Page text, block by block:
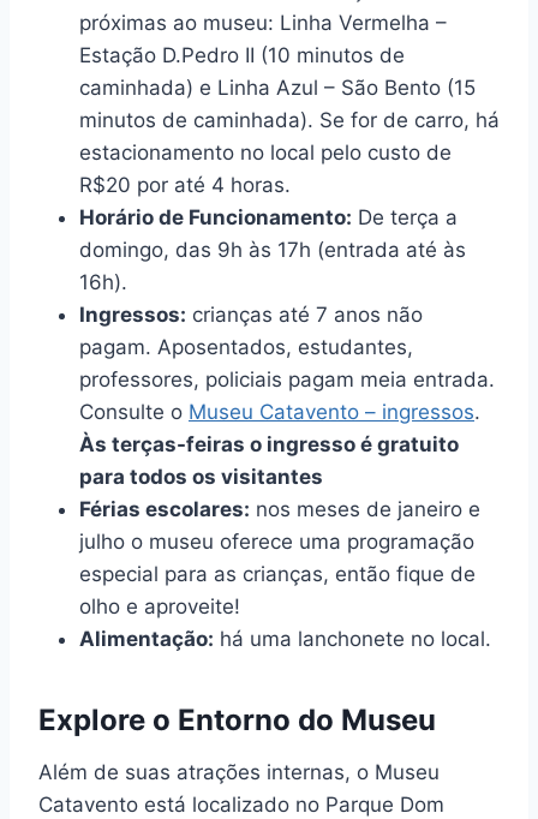
próximas ao museu: Linha Vermelha –
Estação D.Pedro II (10 minutos de
caminhada) e Linha Azul – São Bento (15
minutos de caminhada). Se for de carro, há
estacionamento no local pelo custo de
R$20 por até 4 horas.
Horário de Funcionamento: De terça a
domingo, das 9h às 17h (entrada até às
16h).
Ingressos: crianças até 7 anos não
pagam. Aposentados, estudantes,
professores, policiais pagam meia entrada.
Consulte o Museu Catavento – ingressos.
Às terças-feiras o ingresso é gratuito
para todos os visitantes
Férias escolares: nos meses de janeiro e
julho o museu oferece uma programação
especial para as crianças, então fique de
olho e aproveite!
Alimentação: há uma lanchonete no local.
Explore o Entorno do Museu
Além de suas atrações internas, o Museu
Catavento está localizado no Parque Dom